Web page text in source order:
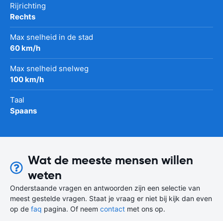
Rijrichting
Rechts
Max snelheid in de stad
60 km/h
Max snelheid snelweg
100 km/h
Taal
Spaans
Wat de meeste mensen willen
weten
Onderstaande vragen en antwoorden zijn een selectie van
meest gestelde vragen. Staat je vraag er niet bij kijk dan even
op de faq pagina. Of neem contact met ons op.